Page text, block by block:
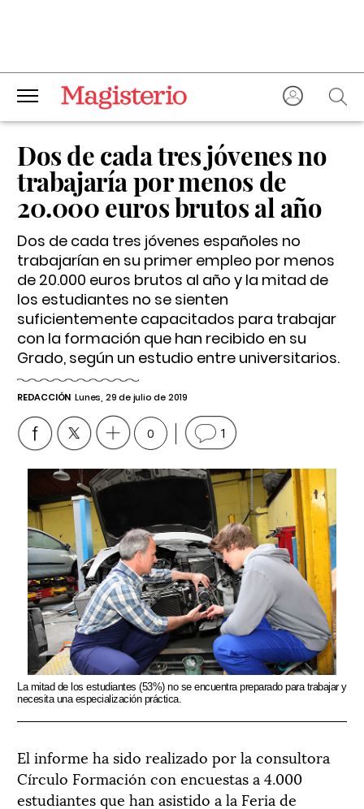
Dos de cada tres jóvenes no
trabajaría por menos de
20.000 euros brutos al año
Dos de cada tres jóvenes españoles no
trabajarían en su primer empleo por menos
de 20.000 euros brutos al año y la mitad de
los estudiantes no se sienten
suficientemente capacitados para trabajar
con la formación que han recibido en su
Grado, según un estudio entre universitarios.
REDACCIÓN Lunes, 29 de julio de 2019
0 1
La mitad de los estudiantes (53%) no se encuentra preparado para trabajar y
necesita una especialización práctica.
El informe ha sido realizado por la consultora
Círculo Formación con encuestas a 4.000
estudiantes que han asistido a la Feria de